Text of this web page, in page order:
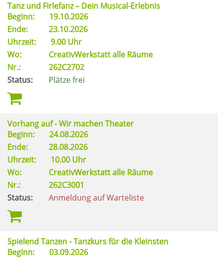
Tanz und Firlefanz – Dein Musical-Erlebnis
Beginn:
19.10.2026
Ende:
23.10.2026
Uhrzeit:
9.00 Uhr
Wo:
CreativWerkstatt alle Räume
Nr.:
262C2702
Status:
Plätze frei
Vorhang auf - Wir machen Theater
Beginn:
24.08.2026
Ende:
28.08.2026
Uhrzeit:
10.00 Uhr
Wo:
CreativWerkstatt alle Räume
Nr.:
262C3001
Status:
Anmeldung auf Warteliste
Spielend Tanzen - Tanzkurs für die Kleinsten
Beginn:
03.09.2026